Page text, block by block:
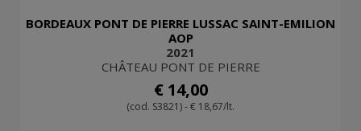
BORDEAUX PONT DE PIERRE LUSSAC SAINT-EMILION
AOP
2021
CHÂTEAU PONT DE PIERRE
€ 14,00
(cod. S3821) - € 18,67/lt.